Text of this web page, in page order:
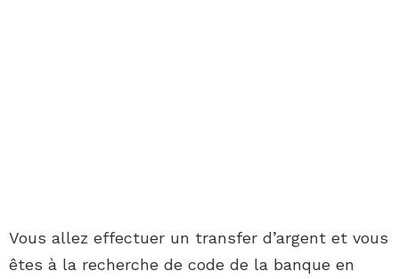
Vous allez effectuer un transfer d’argent et vous
êtes à la recherche de code de la banque en